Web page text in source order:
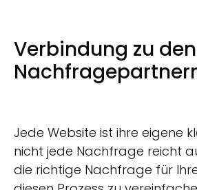
Verbindung zu
Jede Website ist ihre eigene
nicht jede Nachfrage reicht
die richtige Nachfrage für